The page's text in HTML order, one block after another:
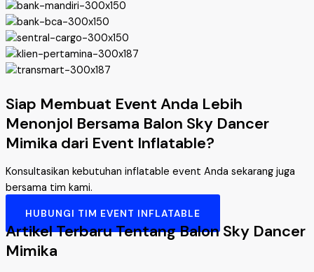
Siap Membuat Event Anda Lebih
Menonjol Bersama Balon Sky Dancer
Mimika dari Event Inflatable?
Konsultasikan kebutuhan inflatable event Anda sekarang juga
bersama tim kami.
HUBUNGI TIM EVENT INFLATABLE
Artikel Terbaru Tentang Balon Sky Dancer
Mimika